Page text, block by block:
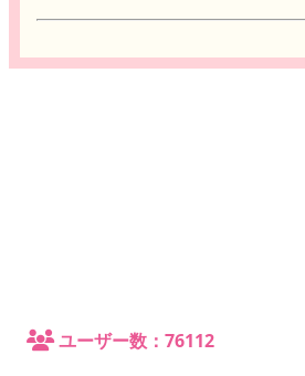
ユーザー数：76112